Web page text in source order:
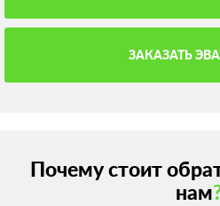
ЗАКАЗАТЬ
Почему стоит
нам